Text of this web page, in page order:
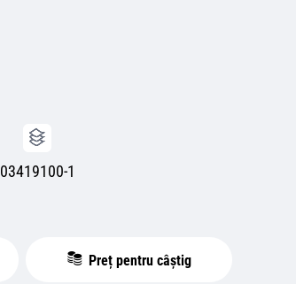
03419100-1
Preț pentru câștig